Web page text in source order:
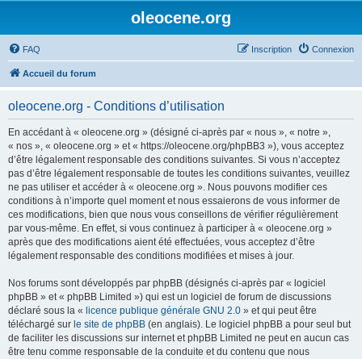
oleocene.org
FAQ Connexion
Inscription
Accueil du forum
oleocene.org - Conditions d’utilisation
En accédant à « oleocene.org » (désigné ci-après par « nous », « notre »,
« nos », « oleocene.org » et « https://oleocene.org/phpBB3 »), vous acceptez
d’être légalement responsable des conditions suivantes. Si vous n’acceptez
pas d’être légalement responsable de toutes les conditions suivantes, veuillez
ne pas utiliser et accéder à « oleocene.org ». Nous pouvons modifier ces
conditions à n’importe quel moment et nous essaierons de vous informer de
ces modifications, bien que nous vous conseillons de vérifier régulièrement
par vous-même. En effet, si vous continuez à participer à « oleocene.org »
après que des modifications aient été effectuées, vous acceptez d’être
légalement responsable des conditions modifiées et mises à jour.
Nos forums sont développés par phpBB (désignés ci-après par « logiciel
phpBB » et « phpBB Limited ») qui est un logiciel de forum de discussions
déclaré sous la « licence publique générale GNU 2.0 » et qui peut être
téléchargé sur le site de phpBB (en anglais). Le logiciel phpBB a pour seul but
de faciliter les discussions sur internet et phpBB Limited ne peut en aucun cas
être tenu comme responsable de la conduite et du contenu que nous